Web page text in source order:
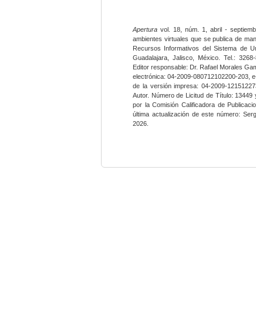
Apertura vol. 18, núm. 1, abril -
ambientes virtuales que se publica de
Recursos Informativos del Sistema de
Guadalajara, Jalisco, México. Tel.:
Editor responsable: Dr. Rafael Morales
electrónica: 04-2009-080712102200-203,
de la versión impresa: 04-2009-
Autor. Número de Licitud de Título:
por la Comisión Calificadora de
última actualización de este número:
2026.